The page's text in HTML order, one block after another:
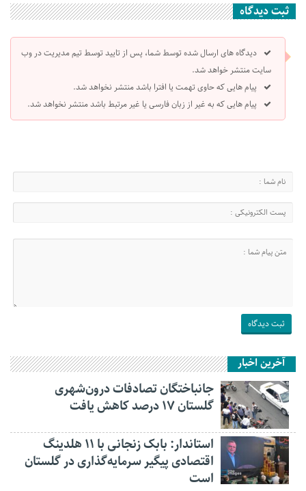
ثبت دیدگاه
دیدگاه های ارسال شده توسط شما، پس از تایید توسط تیم مدیریت در وب
سایت منتشر خواهد شد.
پیام هایی که حاوی تهمت یا افترا باشد منتشر نخواهد شد.
پیام هایی که به غیر از زبان فارسی یا غیر مرتبط باشد منتشر نخواهد شد.
آخرین اخبار
جانباختگان تصادفات درون‌شهری
گلستان ۱۷ درصد کاهش یافت
استاندار: بابک زنجانی با ۱۱ هلدینگ
اقتصادی پیگیر سرمایه‌گذاری در گلستان
است